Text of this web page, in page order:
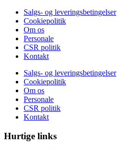
Salgs- og leveringsbetingelser
Cookiepolitik
Om os
Personale
CSR politik
Kontakt
Salgs- og leveringsbetingelser
Cookiepolitik
Om os
Personale
CSR politik
Kontakt
Hurtige links